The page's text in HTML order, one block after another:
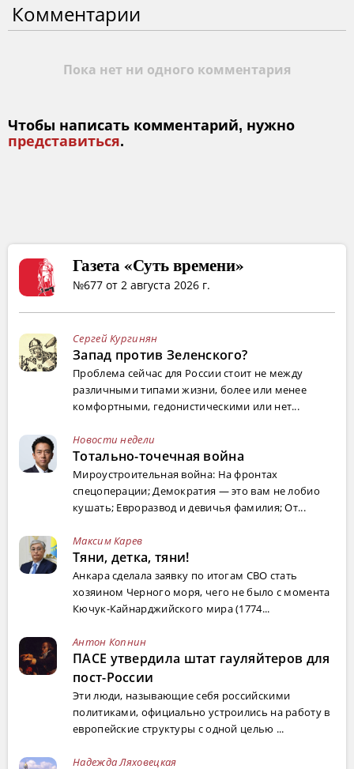
Комментарии
Пока нет ни одного комментария
Чтобы написать комментарий, нужно
представиться.
Газета «Суть времени»
№677 от 2 августа 2026 г.
Сергей Кургинян
Запад против Зеленского?
Проблема сейчас для России стоит не между
различными типами жизни, более или менее
комфортными, гедонистическими или нет...
Новости недели
Тотально-точечная война
Мироустроительная война: На фронтах
спецоперации; Демократия — это вам не лобио
кушать; Евроразвод и девичья фамилия; От...
Максим Карев
Тяни, детка, тяни!
Анкара сделала заявку по итогам СВО стать
хозяином Черного моря, чего не было с момента
Кючук-Кайнарджийского мира (1774...
Антон Копнин
ПАСЕ утвердила штат гауляйтеров для
пост-России
Эти люди, называющие себя российскими
политиками, официально устроились на работу в
европейские структуры с одной целью ...
Надежда Ляховецкая